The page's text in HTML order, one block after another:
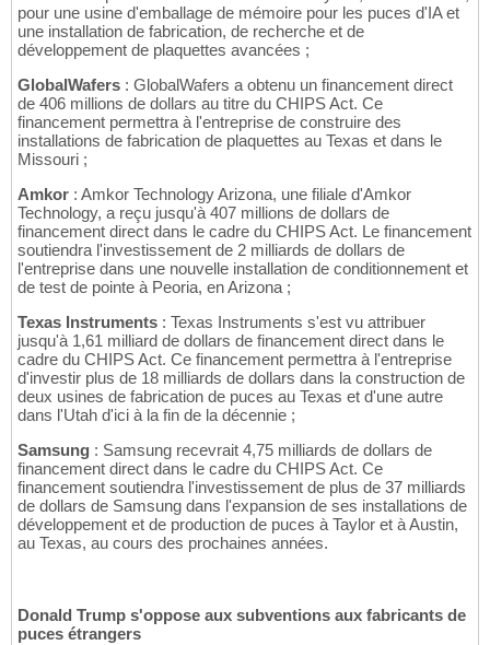
pour une usine d'emballage de mémoire pour les puces d'IA et
une installation de fabrication, de recherche et de
développement de plaquettes avancées ;
GlobalWafers : GlobalWafers a obtenu un financement direct
de 406 millions de dollars au titre du CHIPS Act. Ce
financement permettra à l'entreprise de construire des
installations de fabrication de plaquettes au Texas et dans le
Missouri ;
Amkor : Amkor Technology Arizona, une filiale d'Amkor
Technology, a reçu jusqu'à 407 millions de dollars de
financement direct dans le cadre du CHIPS Act. Le financement
soutiendra l'investissement de 2 milliards de dollars de
l'entreprise dans une nouvelle installation de conditionnement et
de test de pointe à Peoria, en Arizona ;
Texas Instruments : Texas Instruments s'est vu attribuer
jusqu'à 1,61 milliard de dollars de financement direct dans le
cadre du CHIPS Act. Ce financement permettra à l'entreprise
d'investir plus de 18 milliards de dollars dans la construction de
deux usines de fabrication de puces au Texas et d'une autre
dans l'Utah d'ici à la fin de la décennie ;
Samsung : Samsung recevrait 4,75 milliards de dollars de
financement direct dans le cadre du CHIPS Act. Ce
financement soutiendra l'investissement de plus de 37 milliards
de dollars de Samsung dans l'expansion de ses installations de
développement et de production de puces à Taylor et à Austin,
au Texas, au cours des prochaines années.
Donald Trump s'oppose aux subventions aux fabricants de
puces étrangers